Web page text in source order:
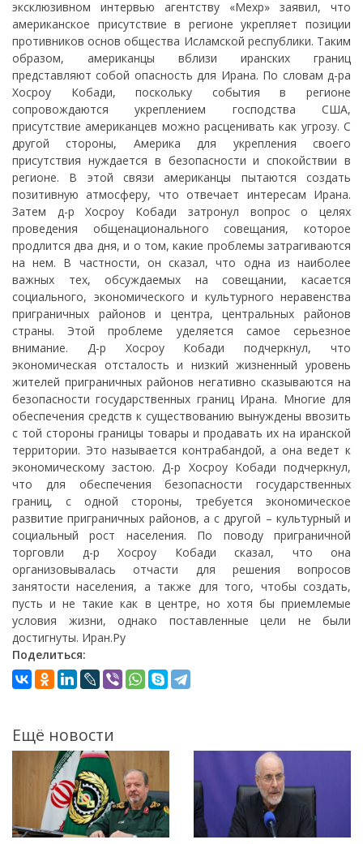
эксклюзивном интервью агентству «Мехр» заявил, что
американское присутствие в регионе укрепляет позиции
противников основ общества Исламской республики. Таким
образом, американцы вблизи иранских границ
представляют собой опасность для Ирана. По словам д-ра
Хосроу Кобади, поскольку события в регионе
сопровождаются укреплением господства США,
присутствие американцев можно расценивать как угрозу. С
другой стороны, Америка для укрепления своего
присутствия нуждается в безопасности и спокойствии в
регионе. В этой связи американцы пытаются создать
позитивную атмосферу, что отвечает интересам Ирана.
Затем д-р Хосроу Кобади затронул вопрос о целях
проведения общенационального совещания, которое
продлится два дня, и о том, какие проблемы затрагиваются
на нем. В частности, он сказал, что одна из наиболее
важных тех, обсуждаемых на совещании, касается
социального, экономического и культурного неравенства
приграничных районов и центра, центральных районов
страны. Этой проблеме уделяется самое серьезное
внимание. Д-р Хосроу Кобади подчеркнул, что
экономическая отсталость и низкий жизненный уровень
жителей приграничных районов негативно сказываются на
безопасности государственных границ Ирана. Многие для
обеспечения средств к существованию вынуждены ввозить
с той стороны границы товары и продавать их на иранской
территории. Это называется контрабандой, а она ведет к
экономическому застою. Д-р Хосроу Кобади подчеркнул,
что для обеспечения безопасности государственных
границ, с одной стороны, требуется экономическое
развитие приграничных районов, а с другой – культурный и
социальный рост населения. По поводу приграничной
торговли д-р Хосроу Кобади сказал, что она
организовывалась отчасти для решения вопросов
занятости населения, а также для того, чтобы создать,
пусть и не такие как в центре, но хотя бы приемлемые
условия жизни, однако поставленные цели не были
достигнуты. Иран.Ру
Поделиться:
Ещё новости